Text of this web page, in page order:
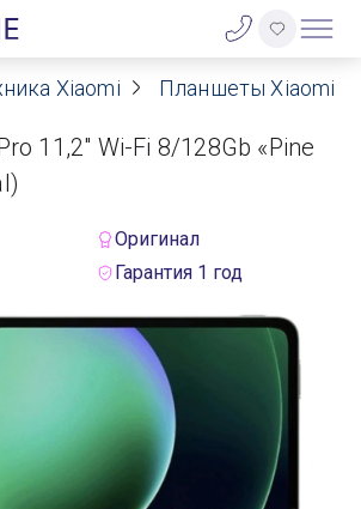
оферты
Xiaomi Планшеты Xiaomi
11,2" Wi-Fi 8/128Gb «Pine
Оригинал
Гарантия 1 год